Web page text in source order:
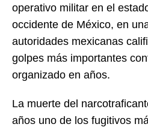
operativo militar en el
occidente de México, en
autoridades mexicanas
golpes más importantes
organizado en años.
La muerte del
años uno de los fugitivos